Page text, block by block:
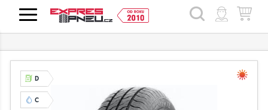
HLEDAT
D
C